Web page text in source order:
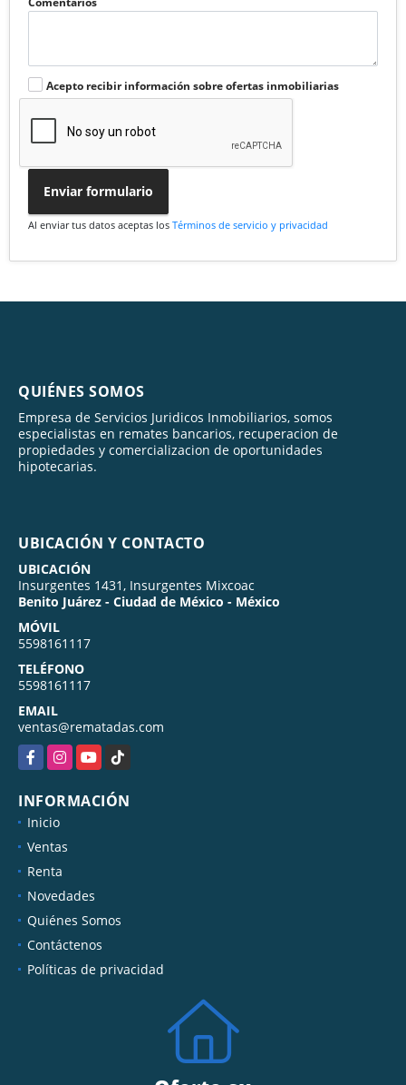
Acepto recibir información sobre ofertas inmobiliarias
Enviar formulario
Al enviar tus datos aceptas los Términos de servicio y privacidad
QUIÉNES SOMOS
Empresa de Servicios Juridicos Inmobiliarios, somos
especialistas en remates bancarios, recuperacion de
propiedades y comercializacion de oportunidades
hipotecarias.
UBICACIÓN Y CONTACTO
UBICACIÓN
Insurgentes 1431, Insurgentes Mixcoac
Benito Juárez - Ciudad de México - México
MÓVIL
5598161117
TELÉFONO
5598161117
EMAIL
ventas@rematadas.com
FacebookInstagramYouTubeTikTok
INFORMACIÓN
Inicio
Ventas
Renta
Novedades
Quiénes Somos
Contáctenos
Políticas de privacidad